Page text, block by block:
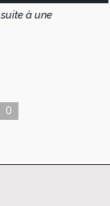
suite à une
0